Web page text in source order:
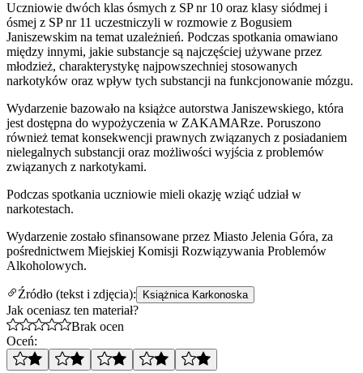
Uczniowie dwóch klas ósmych z SP nr 10 oraz klasy siódmej i
ósmej z SP nr 11 uczestniczyli w rozmowie z Bogusiem
Janiszewskim na temat uzależnień. Podczas spotkania omawiano
między innymi, jakie substancje są najczęściej używane przez
młodzież, charakterystykę najpowszechniej stosowanych
narkotyków oraz wpływ tych substancji na funkcjonowanie mózgu.
Wydarzenie bazowało na książce autorstwa Janiszewskiego, która
jest dostępna do wypożyczenia w ZAKAMARze. Poruszono
również temat konsekwencji prawnych związanych z posiadaniem
nielegalnych substancji oraz możliwości wyjścia z problemów
związanych z narkotykami.
Podczas spotkania uczniowie mieli okazję wziąć udział w
narkotestach.
Wydarzenie zostało sfinansowane przez Miasto Jelenia Góra, za
pośrednictwem Miejskiej Komisji Rozwiązywania Problemów
Alkoholowych.
Źródło (tekst i zdjęcia): Książnica Karkonoska
Jak oceniasz ten materiał?
Brak ocen
Oceń: